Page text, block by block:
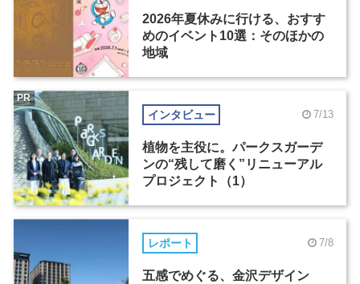
2026年夏休みに行ける、おすす
めのイベント10選：そのほかの
地域
インタビュー 7/13
植物を主役に。パークスガーデ
ンの“残して磨く”リニューアル
プロジェクト（1）
PR
レポート 7/8
五感でめぐる、金沢デザイン